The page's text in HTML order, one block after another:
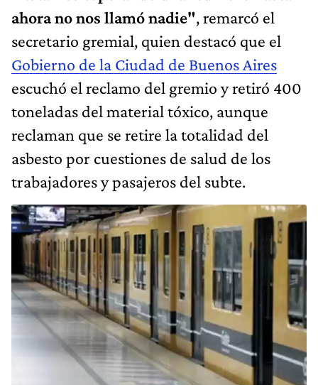
ahora no nos llamó nadie", remarcó el
secretario gremial, quien destacó que el
Gobierno de la Ciudad de Buenos Aires
escuchó el reclamo del gremio y retiró 400
toneladas del material tóxico, aunque
reclaman que se retire la totalidad del
asbesto por cuestiones de salud de los
trabajadores y pasajeros del subte.